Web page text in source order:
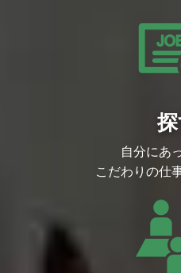
・ユーザーサポート
顧客満足度の向上 な
自分にあ
こだわりの仕